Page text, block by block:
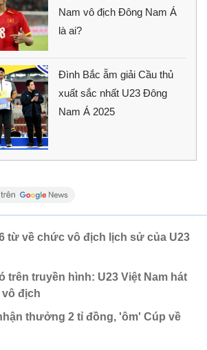
Nam vô địch Đông Nam Á
là ai?
Đình Bắc ẵm giải Cầu thủ
xuất sắc nhất U23 Đông
Nam Á 2025
từ về chức vô địch lịch sử của U23
trên truyền hình: U23 Việt Nam hát
địch
thưởng 2 tỉ đồng, 'ôm' Cúp về